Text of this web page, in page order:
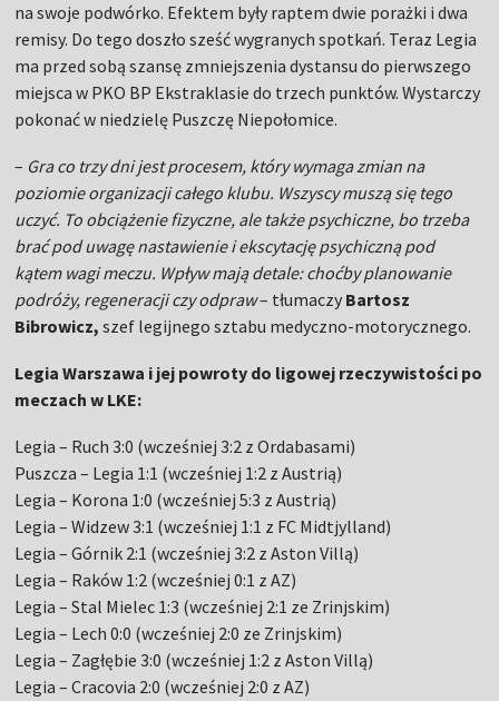
na swoje podwórko. Efektem były raptem dwie porażki i dwa
remisy. Do tego doszło sześć wygranych spotkań. Teraz Legia
ma przed sobą szansę zmniejszenia dystansu do pierwszego
miejsca w PKO BP Ekstraklasie do trzech punktów. Wystarczy
pokonać w niedzielę Puszczę Niepołomice.
– Gra co trzy dni jest procesem, który wymaga zmian na
poziomie organizacji całego klubu. Wszyscy muszą się tego
uczyć. To obciążenie fizyczne, ale także psychiczne, bo trzeba
brać pod uwagę nastawienie i ekscytację psychiczną pod
kątem wagi meczu. Wpływ mają detale: choćby planowanie
podróży, regeneracji czy odpraw– tłumaczy Bartosz
Bibrowicz, szef legijnego sztabu medyczno-motorycznego.
Legia Warszawa i jej powroty do ligowej rzeczywistości po
meczach w LKE:
Legia – Ruch 3:0 (wcześniej 3:2 z Ordabasami)
Puszcza – Legia 1:1 (wcześniej 1:2 z Austrią)
Legia – Korona 1:0 (wcześniej 5:3 z Austrią)
Legia – Widzew 3:1 (wcześniej 1:1 z FC Midtjylland)
Legia – Górnik 2:1 (wcześniej 3:2 z Aston Villą)
Legia – Raków 1:2 (wcześniej 0:1 z AZ)
Legia – Stal Mielec 1:3 (wcześniej 2:1 ze Zrinjskim)
Legia – Lech 0:0 (wcześniej 2:0 ze Zrinjskim)
Legia – Zagłębie 3:0 (wcześniej 1:2 z Aston Villą)
Legia – Cracovia 2:0 (wcześniej 2:0 z AZ)